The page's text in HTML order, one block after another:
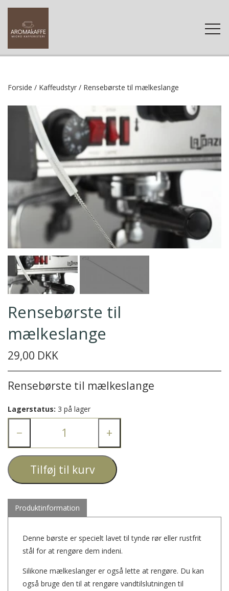
FORSIDE
WEBSHOP
KAFFE
TILBEHØR
RENGØRING
KONTAKT
KAFFE-FAQ
Forside Kaffeudstyr Rensebørste til mælkeslange
Rensebørste til
mælkeslange
29,00 DKK
Rensebørste til mælkeslange
Lagerstatus: 3 på lager
− +
Tilføj til kurv
Produktinformation
Denne børste er specielt lavet til tynde rør eller rustfrit
stål for at rengøre dem indeni.
Silikone mælkeslanger er også lette at rengøre. Du kan
også bruge den til at rengøre vandtilslutningen til